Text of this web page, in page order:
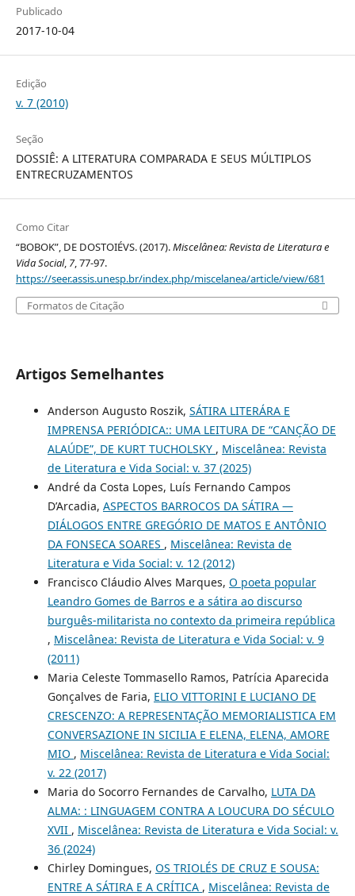
Publicado
2017-10-04
Edição
v. 7 (2010)
Seção
DOSSIÊ: A LITERATURA COMPARADA E SEUS MÚLTIPLOS
ENTRECRUZAMENTOS
Como Citar
“BOBOK”, DE DOSTOIÉVS. (2017).Miscelânea: Revista de Literatura e
Vida Social, 7, 77-97.
https://seer.assis.unesp.br/index.php/miscelanea/article/view/681
Formatos de Citação
Artigos Semelhantes
Anderson Augusto Roszik, SÁTIRA LITERÁRA E
IMPRENSA PERIÓDICA:: UMA LEITURA DE “CANÇÃO DE
ALAÚDE”, DE KURT TUCHOLSKY , Miscelânea: Revista
de Literatura e Vida Social: v. 37 (2025)
André da Costa Lopes, Luís Fernando Campos
D’Arcadia, ASPECTOS BARROCOS DA SÁTIRA —
DIÁLOGOS ENTRE GREGÓRIO DE MATOS E ANTÔNIO
DA FONSECA SOARES , Miscelânea: Revista de
Literatura e Vida Social: v. 12 (2012)
Francisco Cláudio Alves Marques, O poeta popular
Leandro Gomes de Barros e a sátira ao discurso
burguês-militarista no contexto da primeira república
, Miscelânea: Revista de Literatura e Vida Social: v. 9
(2011)
Maria Celeste Tommasello Ramos, Patrícia Aparecida
Gonçalves de Faria, ELIO VITTORINI E LUCIANO DE
CRESCENZO: A REPRESENTAÇÃO MEMORIALISTICA EM
CONVERSAZIONE IN SICILIA E ELENA, ELENA, AMORE
MIO , Miscelânea: Revista de Literatura e Vida Social:
v. 22 (2017)
Maria do Socorro Fernandes de Carvalho, LUTA DA
ALMA: : LINGUAGEM CONTRA A LOUCURA DO SÉCULO
XVII , Miscelânea: Revista de Literatura e Vida Social: v.
36 (2024)
Chirley Domingues, OS TRIOLÉS DE CRUZ E SOUSA:
ENTRE A SÁTIRA E A CRÍTICA , Miscelânea: Revista de